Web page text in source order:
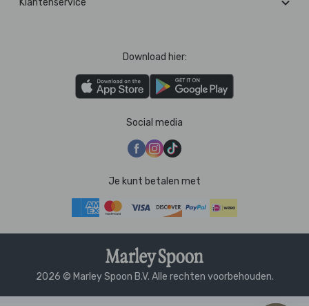
Klantenservice
Download hier:
Social media
Je kunt betalen met
2026 © Marley Spoon B.V. Alle rechten voorbehouden.